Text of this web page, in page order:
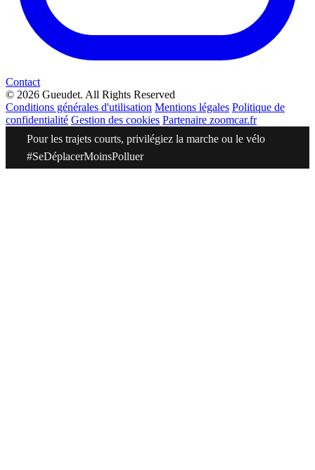
Contact
© 2026 Gueudet. All Rights Reserved
Conditions générales d'utilisation Mentions légales Politique de
confidentialité Gestion des cookies Partenaire zoomcar.fr
Pour les trajets courts, privilégiez la marche ou le vélo
#SeDéplacerMoinsPolluer